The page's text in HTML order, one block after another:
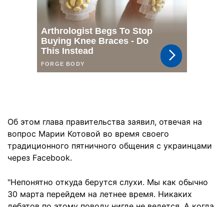
Об этом глава правительства заявил, отвечая на
вопрос Марии Котовой во время своего
традиционного пятничного общения с украинцами
через Facebook.
"Непонятно откуда берутся слухи. Мы как обычно
30 марта перейдем на летнее время. Никаких